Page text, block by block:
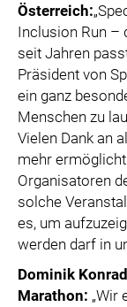
Österreich:
Inclusion Run –
seit Jahren
Präsident von
ein ganz
Menschen zu
Vielen Dank an
mehr
Organisatoren
solche
es, um
werden darf in
Dominik Konrad
Marathon: „Wir